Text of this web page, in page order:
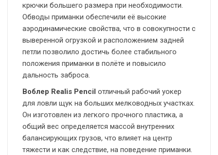
крючки большего размера при необходимости.
Обводы приманки обеспечили её высокие
аэродинамические свойства, что в совокупности с
выверенной огрузкой и расположением задней
петли позволило достичь более стабильного
положения приманки в полёте и повысило
дальность заброса.
Воблер Realis Pencil отличный рабочий уокер
для ловли щук на больших мелководных участках.
Он изготовлен из легкого прочного пластика, а
общий вес определяется массой внутренних
балансирующих грузов, что влияет на центр
тяжести и как следствие, на поведение приманки.